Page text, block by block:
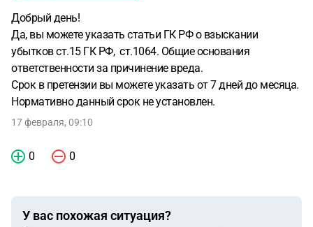
Добрый день!
Да, вы можете указать статьи ГК РФ о взыскании
убытков ст.15 ГК РФ, ст.1064. Общие основания
ответственности за причинение вреда.
Срок в претензии вы можете указать от 7 дней до месяца.
Нормативно данный срок не установлен.
17 февраля, 09:10
0 0
У вас похожая ситуация?